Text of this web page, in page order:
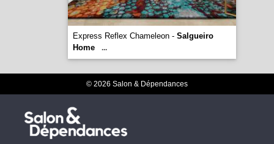
Express Reflex Chameleon - Salgueiro
Home
...
© 2026 Salon & Dépendances